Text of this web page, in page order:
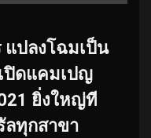
ปลงโฉมเป็น
ปิดแคมเปญ
ยิ่งใหญ่ที
ลทุกสาขา